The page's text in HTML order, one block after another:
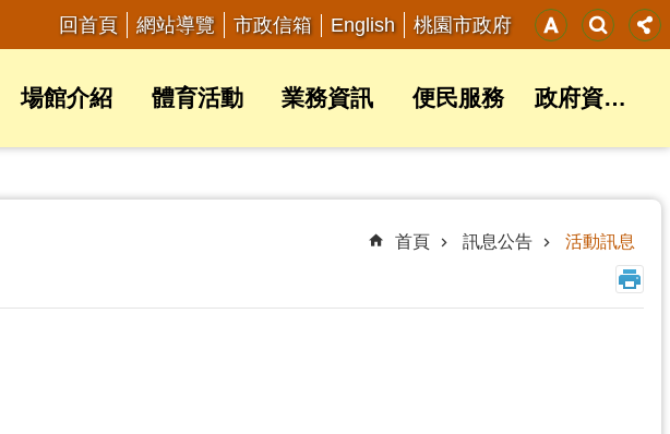
回首頁 網站導覽 市政信箱 English 桃園市政府
場館介紹 體育活動 業務資訊 便民服務 政府資訊公開
首頁 訊息公告 活動訊息